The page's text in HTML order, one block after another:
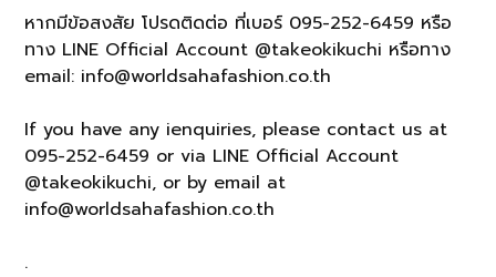
หากมีข้อสงสัย โปรดติดต่อ ที่เบอร์ 095-252-6459 หรือ
ทาง LINE Official Account @takeokikuchi หรือทาง
email: info@worldsahafashion.co.th
If you have any ienquiries, please contact us at
095-252-6459 or via LINE Official Account
@takeokikuchi, or by email at
info@worldsahafashion.co.th
.